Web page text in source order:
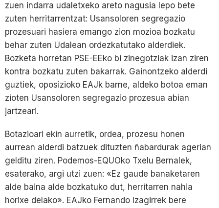
zuen indarra udaletxeko areto nagusia lepo bete
zuten herritarrentzat: Usansoloren segregazio
prozesuari hasiera emango zion mozioa bozkatu
behar zuten Udalean ordezkatutako alderdiek.
Bozketa horretan PSE-EEko bi zinegotziak izan ziren
kontra bozkatu zuten bakarrak. Gainontzeko alderdi
guztiek, oposizioko EAJk barne, aldeko botoa eman
zioten Usansoloren segregazio prozesua abian
jartzeari.
Botazioari ekin aurretik, ordea, prozesu honen
aurrean alderdi batzuek dituzten ñabardurak agerian
gelditu ziren. Podemos-EQUOko Txelu Bernalek,
esaterako, argi utzi zuen: «Ez gaude banaketaren
alde baina alde bozkatuko dut, herritarren nahia
horixe delako». EAJko Fernando Izagirrek bere